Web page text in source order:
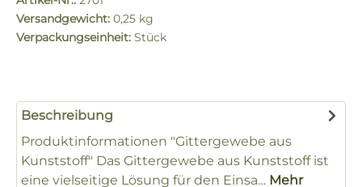
Versandgewicht: 0,25 kg
Verpackungseinheit: Stück
Beschreibung
Produktinformationen "Gittergewebe aus
Kunststoff" Das Gittergewebe aus Kunststoff ist
eine vielseitige Lösung für den Einsa… Mehr